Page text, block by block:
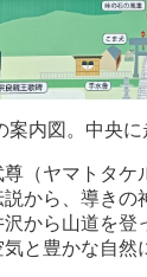
案内図。中央
（ヤマトタケ
から、導きの
から山道を登
と豊かな自然